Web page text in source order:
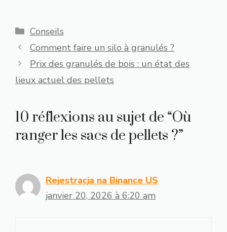
Catégories
Conseils
Comment faire un silo à granulés ?
Prix des granulés de bois : un état des
lieux actuel des pellets
10 réflexions au sujet de “Où
ranger les sacs de pellets ?”
Rejestracja na Binance US
janvier 20, 2026 à 6:20 am